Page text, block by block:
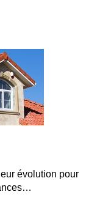
durabilité des